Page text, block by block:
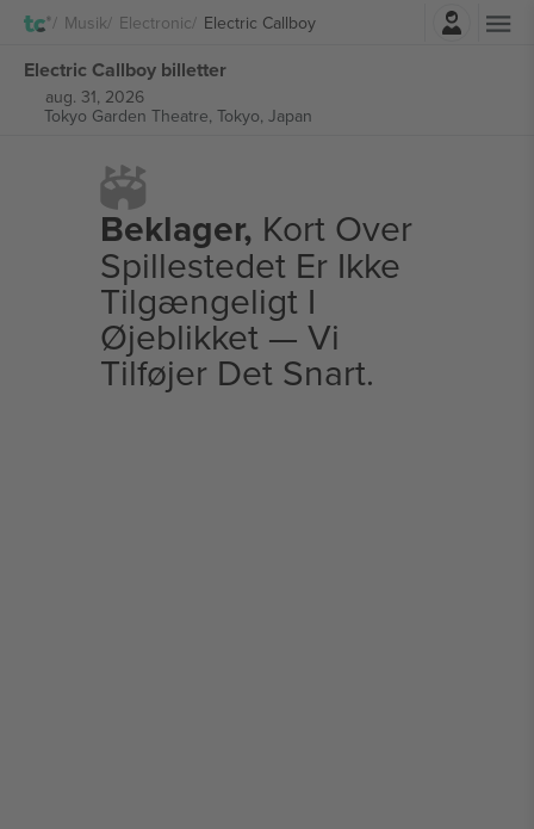
Musik Electronic Electric CallboyLog ind
Electric Callboy billetter
aug. 31, 2026
Tokyo Garden Theatre, Tokyo, Japan
Beklager, Kort Over
Spillestedet Er Ikke
Tilgængeligt I
Øjeblikket — Vi
Tilføjer Det Snart.